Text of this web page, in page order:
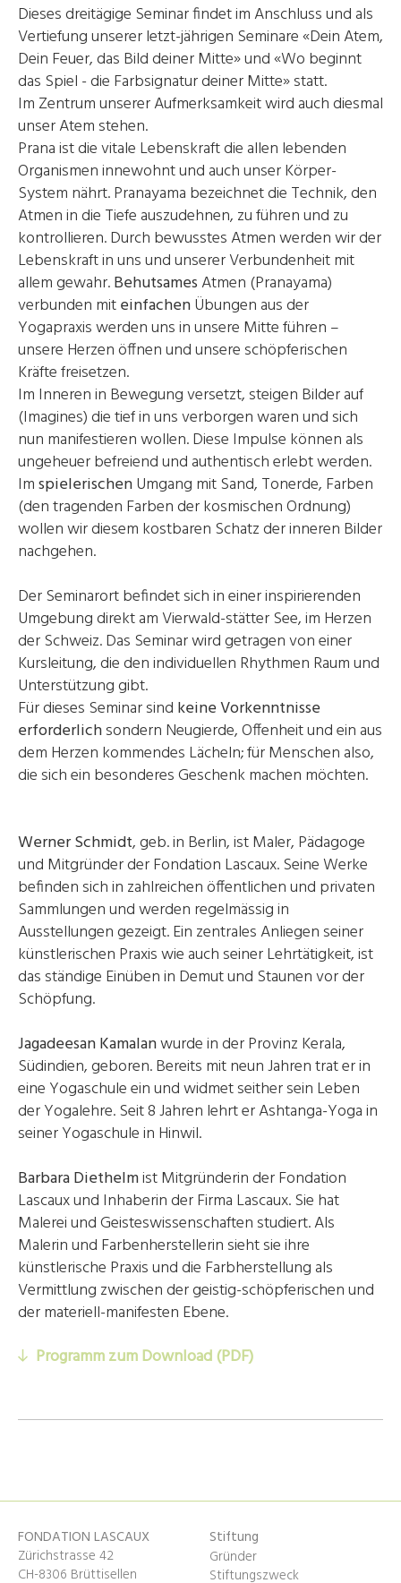
Dieses dreitägige Seminar findet im Anschluss und als
Vertiefung unserer letzt-jährigen Seminare «Dein Atem,
Dein Feuer, das Bild deiner Mitte» und «Wo beginnt
das Spiel - die Farbsignatur deiner Mitte» statt.
Im Zentrum unserer Aufmerksamkeit wird auch diesmal
unser Atem stehen.
Prana ist die vitale Lebenskraft die allen lebenden
Organismen innewohnt und auch unser Körper-
System nährt. Pranayama bezeichnet die Technik, den
Atmen in die Tiefe auszudehnen, zu führen und zu
kontrollieren. Durch bewusstes Atmen werden wir der
Lebenskraft in uns und unserer Verbundenheit mit
allem gewahr.BehutsamesAtmen (Pranayama)
verbunden miteinfachenÜbungen aus der
Yogapraxis werden uns in unsere Mitte führen –
unsere Herzen öffnen und unsere schöpferischen
Kräfte freisetzen.
Im Inneren in Bewegung versetzt, steigen Bilder auf
(Imagines) die tief in uns verborgen waren und sich
nun manifestieren wollen. Diese Impulse können als
ungeheuer befreiend und authentisch erlebt werden.
ImspielerischenUmgang mit Sand, Tonerde, Farben
(den tragenden Farben der kosmischen Ordnung)
wollen wir diesem kostbaren Schatz der inneren Bilder
nachgehen.
Der Seminarort befindet sich in einer inspirierenden
Umgebung direkt am Vierwald-stätter See, im Herzen
der Schweiz. Das Seminar wird getragen von einer
Kursleitung, die den individuellen Rhythmen Raum und
Unterstützung gibt.
Für dieses Seminar sind keine Vorkenntnisse
erforderlichsondern Neugierde, Offenheit und ein aus
dem Herzen kommendes Lächeln; für Menschen also,
die sich ein besonderes Geschenk machen möchten.
Werner Schmidt, geb. in Berlin, ist Maler, Pädagoge
und Mitgründer der Fondation Lascaux. Seine Werke
befinden sich in zahlreichen öffentlichen und privaten
Sammlungen und werden regelmässig in
Ausstellungen gezeigt. Ein zentrales Anliegen seiner
künstlerischen Praxis wie auch seiner Lehrtätigkeit, ist
das ständige Einüben in Demut und Staunen vor der
Schöpfung.
Jagadeesan Kamalanwurde in der Provinz Kerala,
Südindien, geboren. Bereits mit neun Jahren trat er in
eine Yogaschule ein und widmet seither sein Leben
der Yogalehre. Seit 8 Jahren lehrt er Ashtanga-Yoga in
seiner Yogaschule in Hinwil.
Barbara Diethelmist Mitgründerin der Fondation
Lascaux und Inhaberin der Firma Lascaux. Sie hat
Malerei und Geisteswissenschaften studiert. Als
Malerin und Farbenherstellerin sieht sie ihre
künstlerische Praxis und die Farbherstellung als
Vermittlung zwischen der geistig-schöpferischen und
der materiell-manifesten Ebene.
Programm zum Download (PDF)
FONDATION LASCAUX
Zürichstrasse 42
CH-8306 Brüttisellen
Stiftung
Gründer
Stiftungszweck